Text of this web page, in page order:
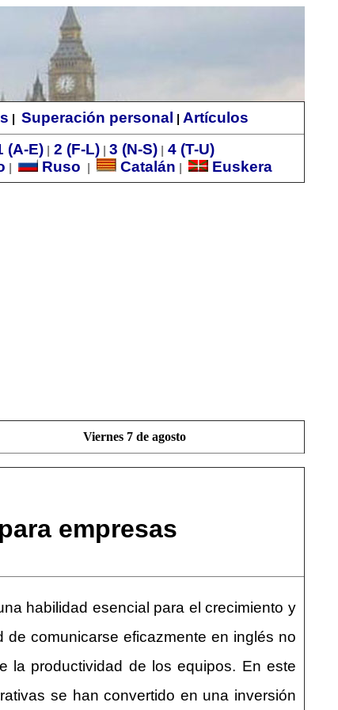
Superación personal
Artículos
(A-E) 2 (F-L) 3 (N-S)
4 (T-U)
Ruso Catalán Euskera
Viernes 7 de agosto
empresas
habilidad esencial para el crecimiento y
comunicarse eficazmente en inglés no
la productividad de los equipos. En este
se han convertido en una inversión